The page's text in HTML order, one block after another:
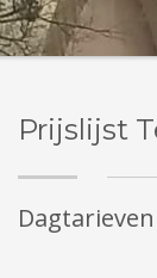
Prijslijst